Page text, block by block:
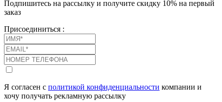
Подпишитесь на рассылку и получите скидку 10% на первый
заказ
Присоединиться :
Я согласен с политикой конфиденциальности компании и
хочу получать рекламную рассылку